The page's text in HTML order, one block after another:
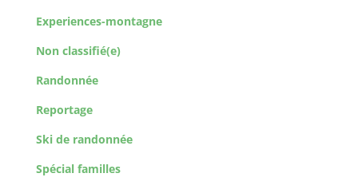
Experiences-montagne
Non classifié(e)
Randonnée
Reportage
Ski de randonnée
Spécial familles